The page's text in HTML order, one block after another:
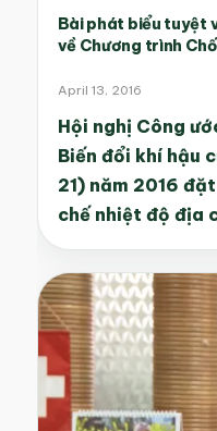
Bài phát biểu tuyệt
về Chương trình
April 13, 2016
Hội nghị Công
Biến đổi khí hậu
21) năm 2016
chế nhiệt độ địa